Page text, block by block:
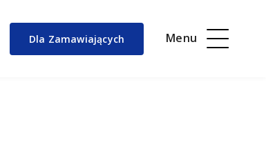
Dla Zamawiających Menu